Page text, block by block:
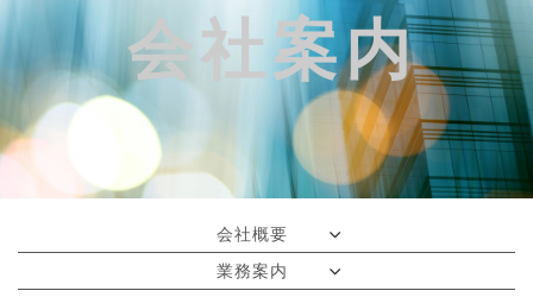
会社案内
会社概要
業務案内